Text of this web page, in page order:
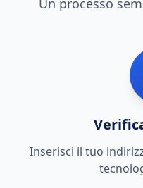
Un processo
Inserisci il tuo